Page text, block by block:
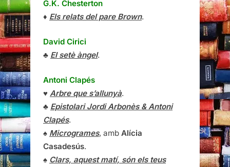
G.K. Chesterton
♦ Els relats del pare Brown.
David Cirici
♣ El setè àngel.
Antoni Clapés
♥ Arbre que s’allunyà.
♣ Epistolari Jordi Arbonès & Antoni
Clapés.
♠ Microgrames, amb Alícia
Casadesús.
♠ Clars, aquest matí, són els teus